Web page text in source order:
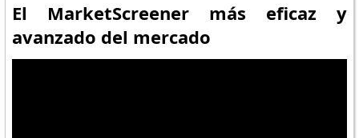
El MarketScreener más eficaz y
avanzado del mercado